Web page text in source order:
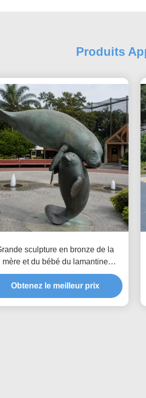
Produits
sculpture en bronze de la
mère et du bébé du lamantine
marins Jardin côtier Statue
d'art en plein air
Obtenez le meilleur prix